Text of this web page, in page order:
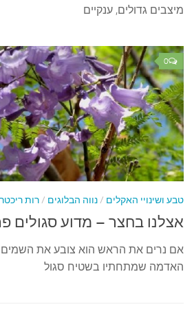
גדולים, ענקיים
0
ושינויי האקלים/נווה הבלוגים/רות ריכטר 19 במאי, 2016
בחצר – מדוע סגולים
נרים את הראש הוא צובע את השמים
שמתחתיו בשטיח סגול